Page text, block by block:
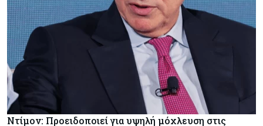
Ντίμον: Προειδοποιεί για υψηλή μόχλευση στις